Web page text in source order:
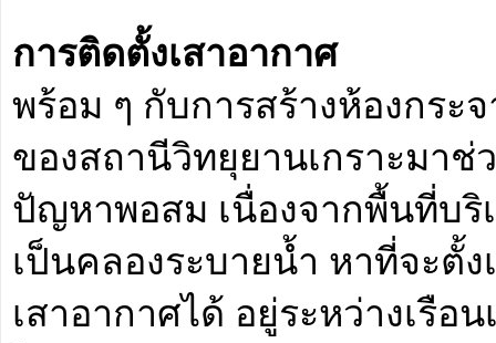
การติดตั้งเสาอากาศ
พร้อม ๆ กับการสร้างห้องกระ
ของสถานีวิทยุยานเกราะมาช่
ปัญหาพอสม เนื่องจากพื้นที่บริ
เป็นคลองระบายน้ำ หาที่จะตั้
เสาอากาศได้ อยู่ระหว่างเรื